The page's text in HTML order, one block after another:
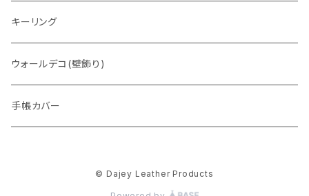
トートバッグ
ウォレットバッグ
キーリング
ウォールデコ(壁飾り)
手帳カバー
© Dajey Leather Products